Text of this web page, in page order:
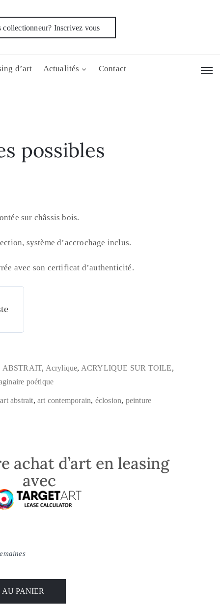
collectionneur? Inscrivez vous
d’art Actualités Contact
possibles
sur châssis bois.
système d’accrochage inclus.
avec son certificat d’authenticité.
ABSTRAIT, Acrylique, ACRYLIQUE SUR TOILE,
poétique
art abstrait,art contemporain, éclosion, peinture
achat d’art en leasing
avec
AU PANIER